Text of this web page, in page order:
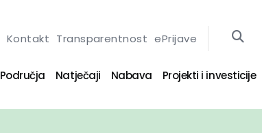
Kontakt Transparentnost ePrijave
Područja Natječaji Nabava Projekti i investicije